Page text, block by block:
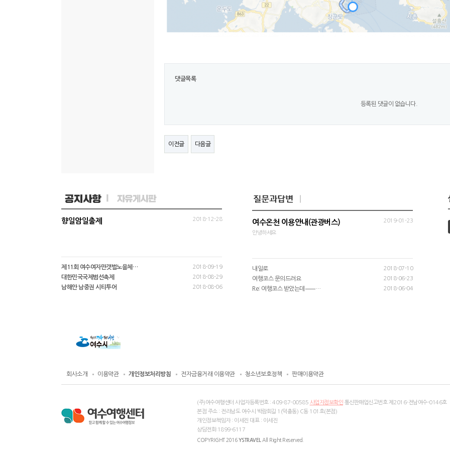
댓글목록
등록된 댓글이 없습니다.
이전글 다음글
향일암일출제 2018-12-28
제11회 여수여자만갯벌노을체… 2018-09-19
대한민국국제범선축제 2018-08-29
남해안 남중권 시티투어 2018-08-06
여수온천 이용안내(관광버스)
안녕하세요
2019-01-23
내일로 2018-07-10
여행코스 문의드려요 2018-06-23
Re: 여행코스 받았는데ㅡㅡ… 2018-06-04
회사소개 이용약관 개인정보처리방침 전자금융거래 이용약관 청소년보호정책 판매이용약관
(주)여수여행센터 사업자등록번호 : 409-87-00585 사업자정보확인 통신판매업신고번호 제2016-전남여수-0146호
본점 주소 : 전라남도 여수시 박람회길 1(덕충동) C동 101호(본점)
개인정보책임자 : 이세진 대표 : 이세진
상담전화:1899-6117
COPYRIGHT 2016 YSTRAVEL All Right Reserved.